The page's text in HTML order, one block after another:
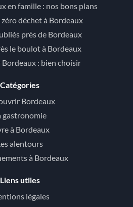
en famille : nos bons plans
déchet à Bordeaux
près de Bordeaux
le boulot à Bordeaux
Bordeaux : bien choisir
Catégories
Bordeaux
gastronomie
à Bordeaux
alentours
à Bordeaux
Liens utiles
légales